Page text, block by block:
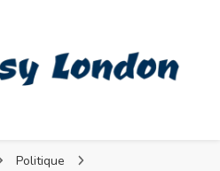
Politique